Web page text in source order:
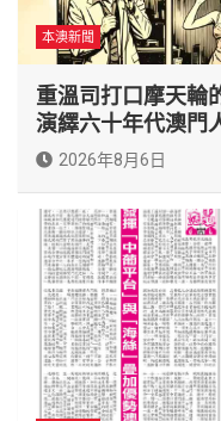
本澳新聞
重溫司打口摩天輪
演繹六十年代澳門
2026年8月6日